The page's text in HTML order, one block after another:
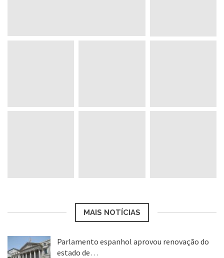
MAIS NOTÍCIAS
Parlamento espanhol aprovou renovação do
estado de…